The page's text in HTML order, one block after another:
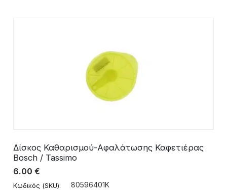
Δίσκος Καθαρισμού-Αφαλάτωσης Καφετιέρας
Bosch / Tassimo
6.00 €
Κωδικός (SKU): 80596401K